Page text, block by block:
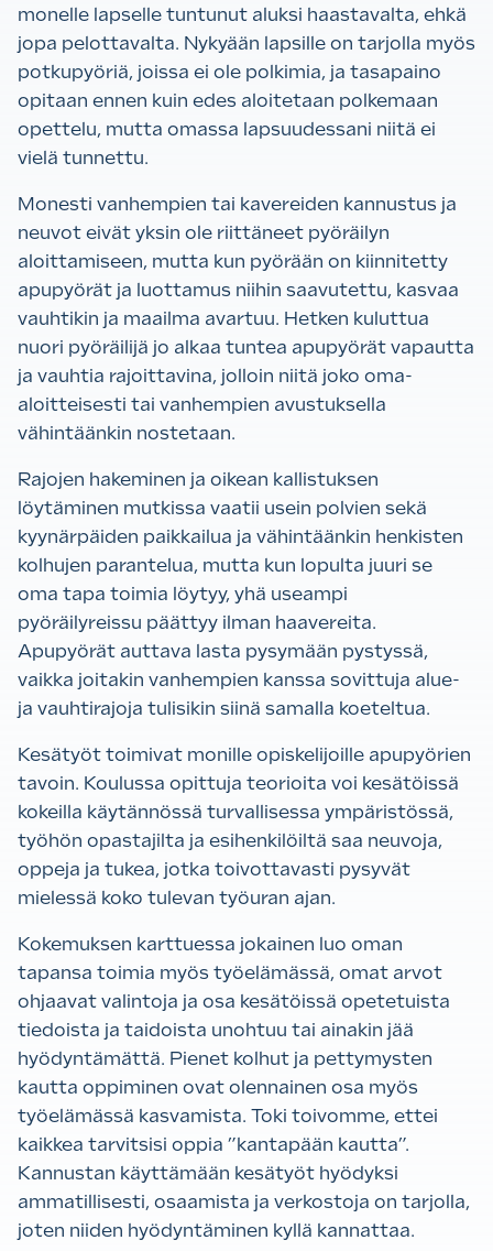
monelle lapselle tuntunut aluksi haastavalta, ehkä
jopa pelottavalta. Nykyään lapsille on tarjolla myös
potkupyöriä, joissa ei ole polkimia, ja tasapaino
opitaan ennen kuin edes aloitetaan polkemaan
opettelu, mutta omassa lapsuudessani niitä ei
vielä tunnettu.
Monesti vanhempien tai kavereiden kannustus ja
neuvot eivät yksin ole riittäneet pyöräilyn
aloittamiseen, mutta kun pyörään on kiinnitetty
apupyörät ja luottamus niihin saavutettu, kasvaa
vauhtikin ja maailma avartuu. Hetken kuluttua
nuori pyöräilijä jo alkaa tuntea apupyörät vapautta
ja vauhtia rajoittavina, jolloin niitä joko oma-
aloitteisesti tai vanhempien avustuksella
vähintäänkin nostetaan.
Rajojen hakeminen ja oikean kallistuksen
löytäminen mutkissa vaatii usein polvien sekä
kyynärpäiden paikkailua ja vähintäänkin henkisten
kolhujen parantelua, mutta kun lopulta juuri se
oma tapa toimia löytyy, yhä useampi
pyöräilyreissu päättyy ilman haavereita.
Apupyörät auttava lasta pysymään pystyssä,
vaikka joitakin vanhempien kanssa sovittuja alue-
ja vauhtirajoja tulisikin siinä samalla koeteltua.
Kesätyöt toimivat monille opiskelijoille apupyörien
tavoin. Koulussa opittuja teorioita voi kesätöissä
kokeilla käytännössä turvallisessa ympäristössä,
työhön opastajilta ja esihenkilöiltä saa neuvoja,
oppeja ja tukea, jotka toivottavasti pysyvät
mielessä koko tulevan työuran ajan.
Kokemuksen karttuessa jokainen luo oman
tapansa toimia myös työelämässä, omat arvot
ohjaavat valintoja ja osa kesätöissä opetetuista
tiedoista ja taidoista unohtuu tai ainakin jää
hyödyntämättä. Pienet kolhut ja pettymysten
kautta oppiminen ovat olennainen osa myös
työelämässä kasvamista. Toki toivomme, ettei
kaikkea tarvitsisi oppia ”kantapään kautta”.
Kannustan käyttämään kesätyöt hyödyksi
ammatillisesti, osaamista ja verkostoja on tarjolla,
joten niiden hyödyntäminen kyllä kannattaa.